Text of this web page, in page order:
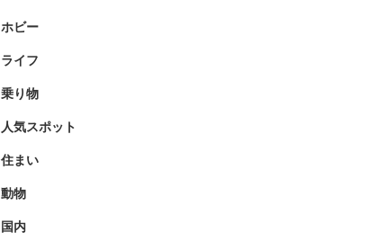
ホビー
ライフ
乗り物
人気スポット
住まい
動物
国内